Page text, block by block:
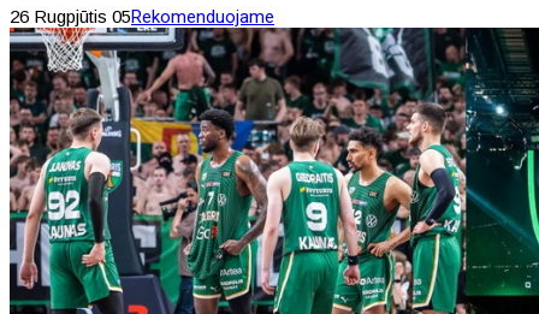
26 Rugpjūtis 05Rekomenduojame